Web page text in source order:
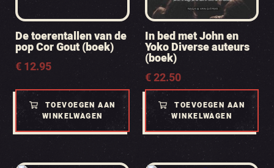
De toerentallen van de
pop Cor Gout (boek)
€12.95
TOEVOEGEN AAN
WINKELWAGEN
In bed met John en
Yoko Diverse auteurs
(boek)
€22.50
TOEVOEGEN AAN
WINKELWAGEN